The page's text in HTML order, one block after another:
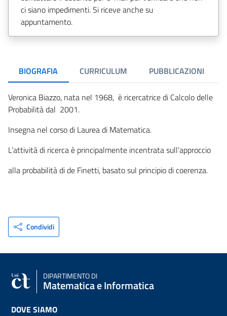
ci siano impedimenti. Si riceve anche su
appuntamento.
BIOGRAFIA CURRICULUM PUBBLICAZIONI
Veronica Biazzo, nata nel 1968, è ricercatrice di Calcolo delle
Probabilità dal 2001.
Insegna nel corso di Laurea di Matematica.
L’attività di ricerca è principalmente incentrata sull’approccio
alla probabilità di de Finetti, basato sul principio di coerenza.
Condividi
DIPARTIMENTO DI
Matematica e Informatica
DOVE SIAMO